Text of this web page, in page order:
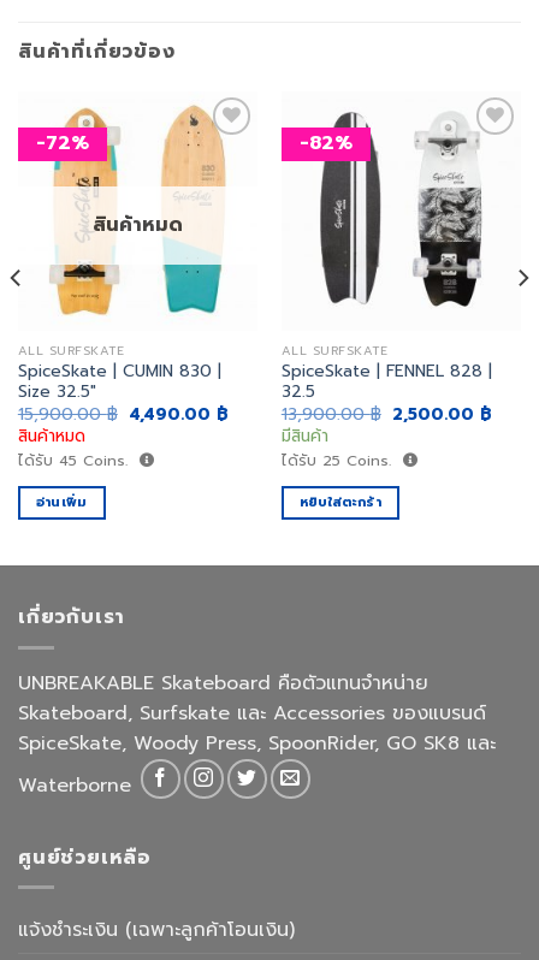
สินค้าที่เกี่ยวข้อง
-72%
เพิ่ม
สินค้าหมด
ALL SURFSKATE
SpiceSkate | CUMIN 830 |
Size 32.5″
15,900.00฿ Original
price
15,900.00 ฿.
4,490.00 ฿Current
4,490.00 ฿.
สินค้าหมด
ได้รับ 45 Coins.
อ่านเพิ่ม
-82%
เพิ่ม
สิ่งที่
อยาก
ALL SURFSKATE
SpiceSkate | FENNEL 828 |
32.5
13,900.00฿ Original
price
13,900.00 ฿.
2,500.00 ฿
มีสินค้า
ได้รับ 25 Coins.
หยิบใส่ตะกร้า
฿.
เกี่ยวกับเรา
UNBREAKABLE Skateboard คือตัวแทนจำหน่าย
Skateboard, Surfskate และ Accessories ของแบรนด์
SpiceSkate, Woody Press, SpoonRider, GO SK8 และ
Waterborne
ศูนย์ช่วยเหลือ
แจ้งชำระเงิน (เฉพาะลูกค้าโอนเงิน)